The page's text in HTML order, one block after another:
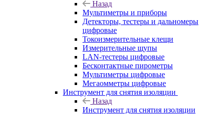
Назад
Мультиметры и приборы
Детекторы, тестеры и дальномеры
цифровые
Токоизмерительные клещи
Измерительные щупы
LAN-тестеры цифровые
Бесконтактные пирометры
Мультиметры цифровые
Мегаомметры цифровые
Инструмент для снятия изоляции
Назад
Инструмент для снятия изоляции